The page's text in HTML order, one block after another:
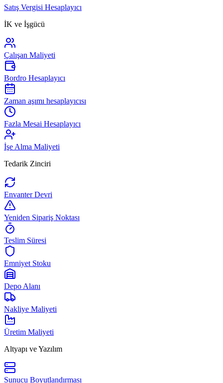
Satış Vergisi Hesaplayıcı
İK ve İşgücü
Çalışan Maliyeti
Bordro Hesaplayıcı
Zaman aşımı hesaplayıcısı
Fazla Mesai Hesaplayıcı
İşe Alma Maliyeti
Tedarik Zinciri
Envanter Devri
Yeniden Sipariş Noktası
Teslim Süresi
Emniyet Stoku
Depo Alanı
Nakliye Maliyeti
Üretim Maliyeti
Altyapı ve Yazılım
Sunucu Boyutlandırması